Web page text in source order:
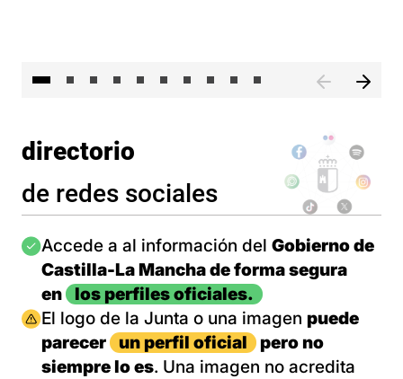
directorio
de redes sociales
Imagen
Accede a al información del Gobierno de
Castilla-La Mancha de forma segura
en
los perfiles oficiales.
Imagen
El logo de la Junta o una imagen puede
parecer
un perfil oficial
pero no
siempre lo es. Una imagen no acredita